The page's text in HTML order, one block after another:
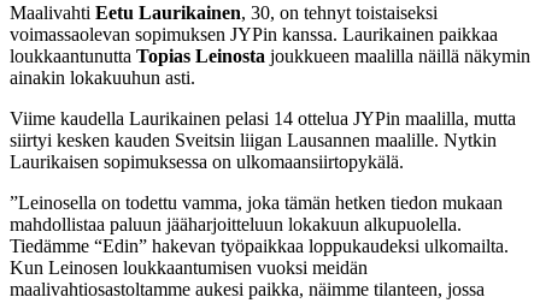
Maalivahti Eetu Laurikainen, 30, on tehnyt toistaiseksi
voimassaolevan sopimuksen JYPin kanssa. Laurikainen paikkaa
loukkaantunutta Topias Leinosta joukkueen maalilla näillä näkymin
ainakin lokakuuhun asti.
Viime kaudella Laurikainen pelasi 14 ottelua JYPin maalilla, mutta
siirtyi kesken kauden Sveitsin liigan Lausannen maalille. Nytkin
Laurikaisen sopimuksessa on ulkomaansiirtopykälä.
”Leinosella on todettu vamma, joka tämän hetken tiedon mukaan
mahdollistaa paluun jääharjoitteluun lokakuun alkupuolella.
Tiedämme “Edin” hakevan työpaikkaa loppukaudeksi ulkomailta.
Kun Leinosen loukkaantumisen vuoksi meidän
maalivahtiosastoltamme aukesi paikka, näimme tilanteen, jossa